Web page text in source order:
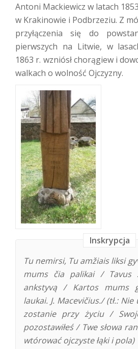
Antoni Mackiewicz w latach
w Krakinowie i Podbrzeziu. Z
przyłączenia się do
pierwszych na Litwie, w
1863 r. wzniósł chorągiew i
walkach o wolność Ojczyzny.
Inskrypcja
Tu nemirsi, Tu amžiais liksi
mums čia palikai / Tavus
ankstyvą / Kartos mums
laukai. J. Macevičius./ (tł.:
zostanie przy życiu /
pozostawiłeś / Twe słowa
wtórować ojczyste łąki i pola)